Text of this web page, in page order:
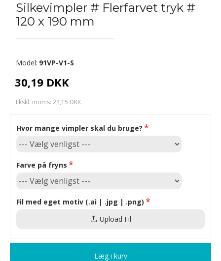
Silkevimpler # Flerfarvet tryk #
120 x 190 mm
30,19 DKK
Ekskl. moms: 24,15 DKK
Model: 91VP-V1-S
Hvor mange vimpler skal du bruge?
Farve på fryns
Fil med eget motiv (.ai | .jpg | .png)
Upload Fil
Læg i kurv